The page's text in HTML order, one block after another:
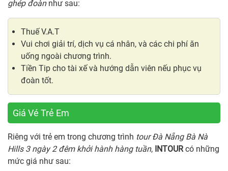
ghép đoànnhư sau:
Thuế V.A.T
Vui chơi giải trí, dịch vụ cá nhân, và các chi phí ăn
uống ngoài chương trình.
Tiền Tip cho tài xế và hướng dẫn viên nếu phục vụ
đoàn tốt.
Giá Vé Trẻ Em
Riêng với trẻ em trong chương trình tour Đà Nẵng Bà Nà
Hills 3 ngày 2 đêm khởi hành hàng tuần, INTOURcó những
mức giá như sau: